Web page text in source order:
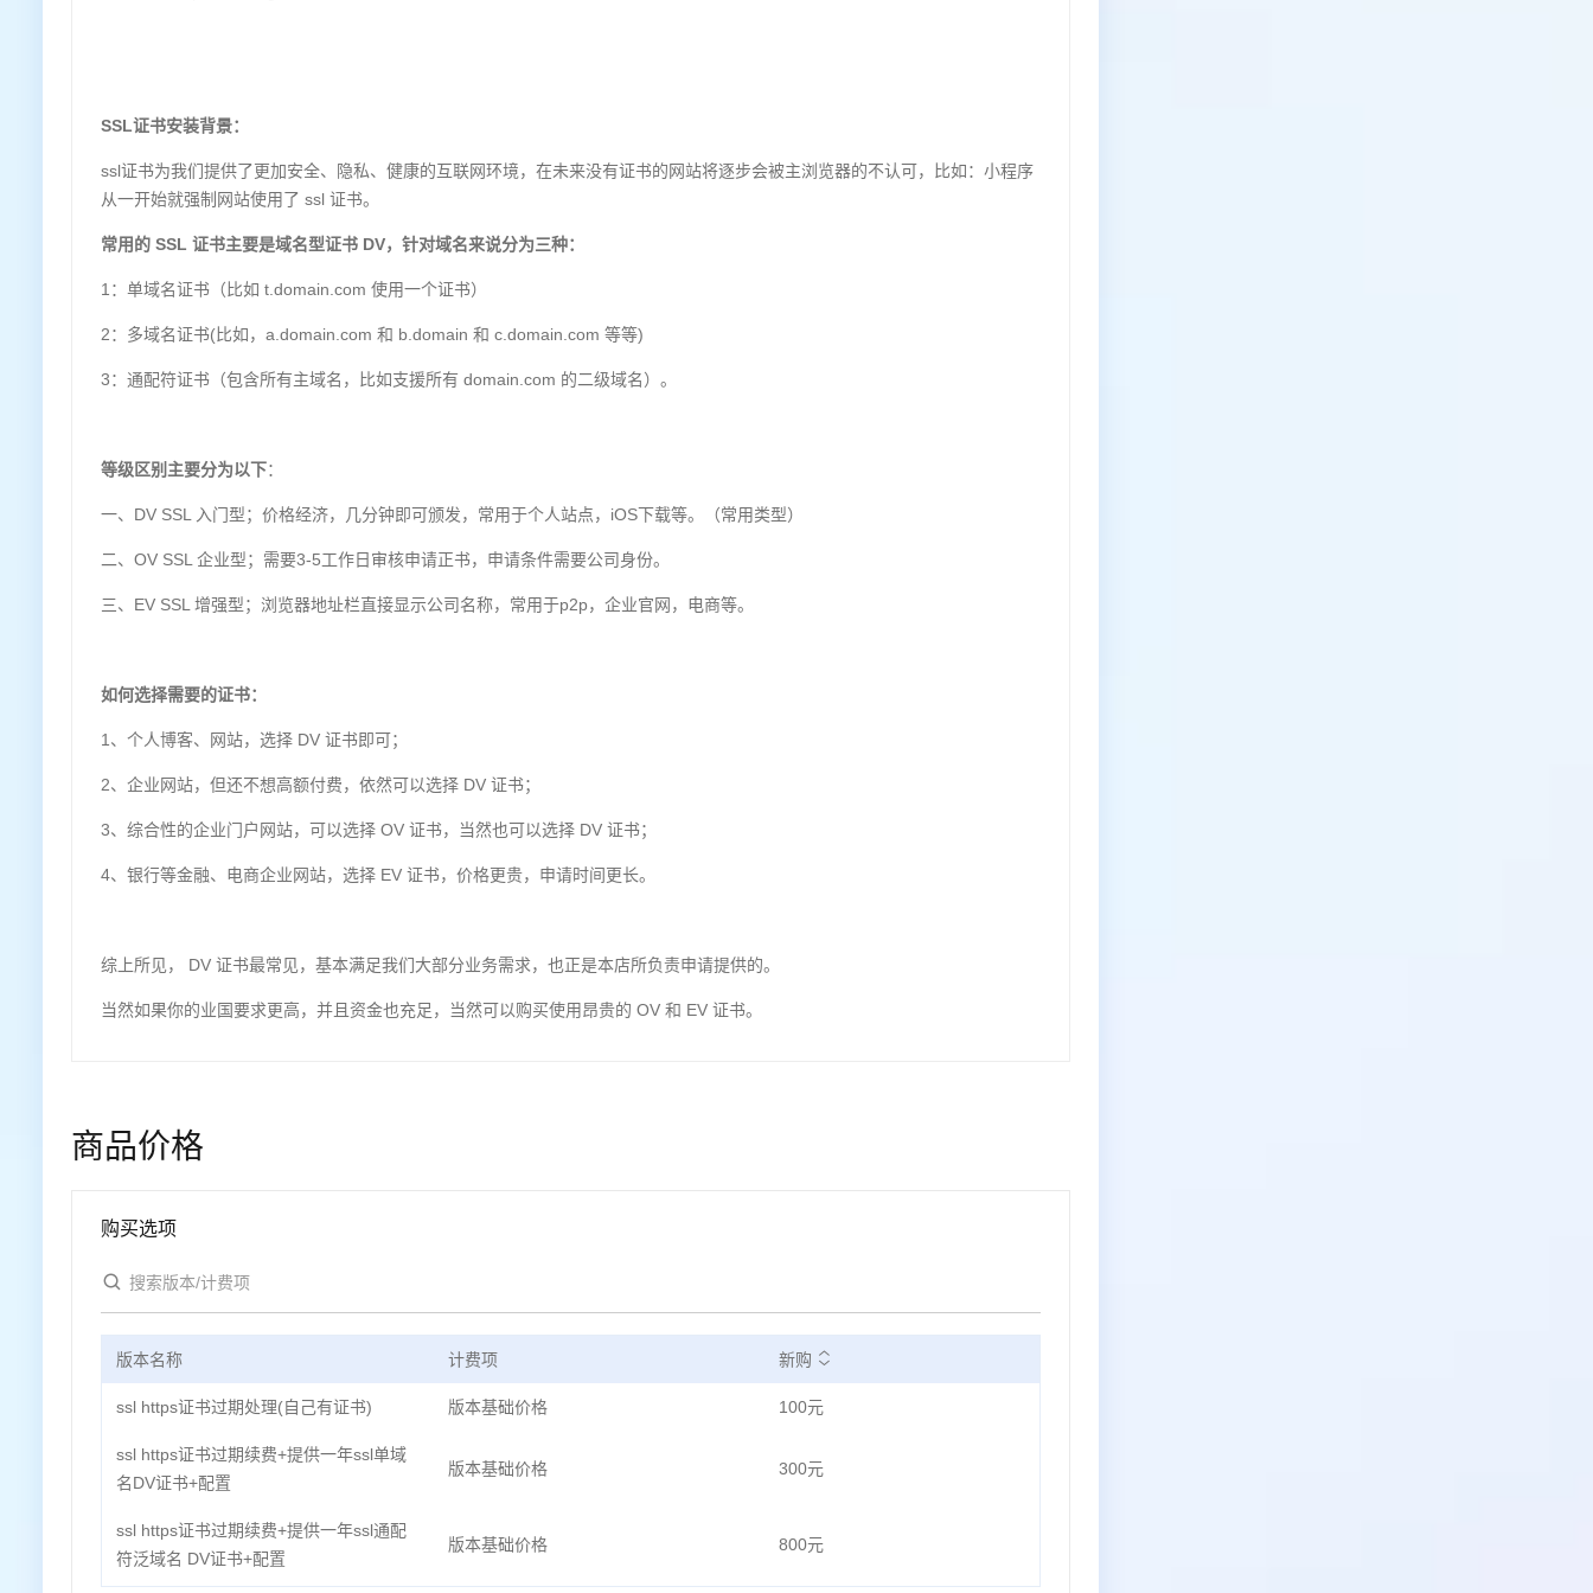
SSL证书安装背景：
ssl证书为我们提供了更加安全、隐私、健康的互联网环境，在未来没有证书的网站将逐步会被主浏览器的不认可，比如：小程序
从一开始就强制网站使用了 ssl 证书。
常用的 SSL 证书主要是域名型证书 DV，针对域名来说分为三种：
1：单域名证书（比如 t.domain.com 使用一个证书）
2：多域名证书(比如，a.domain.com 和 b.domain 和 c.domain.com 等等)
3：通配符证书（包含所有主域名，比如支援所有 domain.com 的二级域名）。
等级区别主要分为以下：
一、DV SSL 入门型；价格经济，几分钟即可颁发，常用于个人站点，iOS下载等。（常用类型）
二、OV SSL 企业型；需要3-5工作日审核申请正书，申请条件需要公司身份。
三、EV SSL 增强型；浏览器地址栏直接显示公司名称，常用于p2p，企业官网，电商等。
如何选择需要的证书：
1、个人博客、网站，选择 DV 证书即可；
2、企业网站，但还不想高额付费，依然可以选择 DV 证书；
3、综合性的企业门户网站，可以选择 OV 证书，当然也可以选择 DV 证书；
4、银行等金融、电商企业网站，选择 EV 证书，价格更贵，申请时间更长。
综上所见， DV 证书最常见，基本满足我们大部分业务需求，也正是本店所负责申请提供的。
当然如果你的业国要求更高，并且资金也充足，当然可以购买使用昂贵的 OV 和 EV 证书。
商品价格
购买选项
版本名称 计费项 新购
ssl https证书过期处理(自己有证书) 版本基础价格 100元
ssl https证书过期续费+提供一年ssl单域
名DV证书+配置
版本基础价格 300元
ssl https证书过期续费+提供一年ssl通配
符泛域名 DV证书+配置
版本基础价格 800元